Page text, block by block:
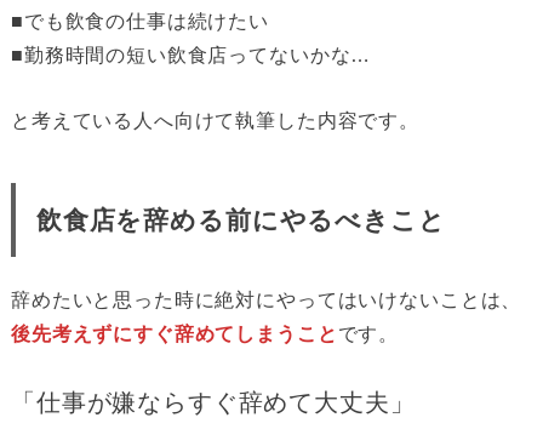
■でも飲食の仕事は続けたい
■勤務時間の短い飲食店ってないかな…
と考えている人へ向けて執筆した内容です。
飲食店を辞める前にやるべきこと
辞めたいと思った時に絶対にやってはいけないことは、
後先考えずにすぐ辞めてしまうこと です。
「仕事が嫌ならすぐ辞めて大丈夫」